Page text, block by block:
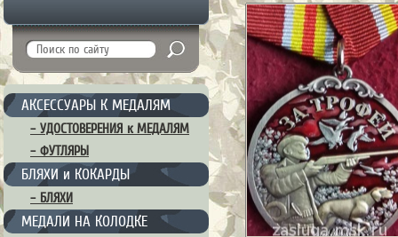
АКСЕССУАРЫ К МЕДАЛЯМ
– УДОСТОВЕРЕНИЯ к МЕДАЛЯМ
– ФУТЛЯРЫ
БЛЯХИ и КОКАРДЫ
– БЛЯХИ
МЕДАЛИ НА КОЛОДКЕ